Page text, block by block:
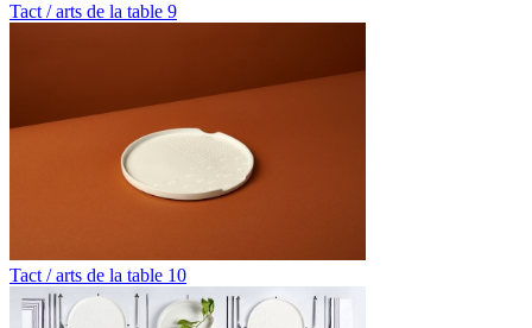
Tact / arts de la table 9
Tact / arts de la table 10